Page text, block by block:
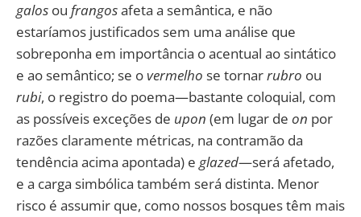
galos ou frangosafeta a semântica, e não
estaríamos justificados sem uma análise que
sobreponha em importância o acentual ao sintático
e ao semântico; se overmelho se tornarrubro ou
rubi, o registro do poema—bastante coloquial, com
as possíveis exceções de upon (em lugar de on por
razões claramente métricas, na contramão da
tendência acima apontada) e glazed—será afetado,
e a carga simbólica também será distinta. Menor
risco é assumir que, como nossos bosques têm mais